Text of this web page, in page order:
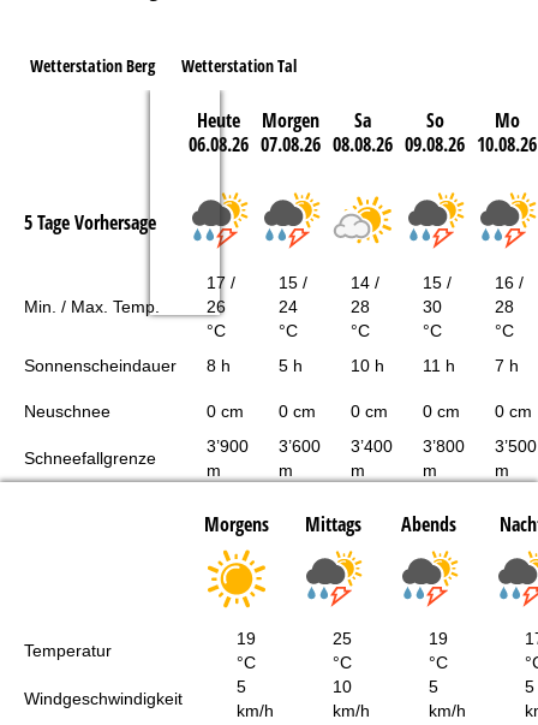
Wetterstation Berg Wetterstation Tal
Heute
06.08.26
Morgen
07.08.26
Sa
08.08.26
So
09.08.26
Mo
10.08.26
5 Tage Vorhersage
Min. / Max. Temp.
17 /
26
°C
15 /
24
°C
14 /
28
°C
15 /
30
°C
16 /
28
°C
Sonnenscheindauer
8 h 5 h 10 h 11 h 7 h
Neuschnee 0 cm 0 cm 0 cm 0 cm 0 cm
Schneefallgrenze
3’900
m
3’600
m
3’400
m
3’800
m
3’500
m
Morgens Mittags Abends
Temperatur
19
°C
25
°C
19
°C
Windgeschwindigkeit
5
km/h
10
km/h
5
km/h
5